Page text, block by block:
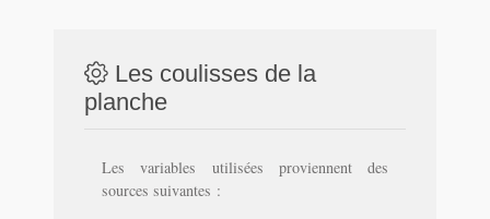
Les coulisses de la
planche
Les variables utilisées proviennent des
sources suivantes :